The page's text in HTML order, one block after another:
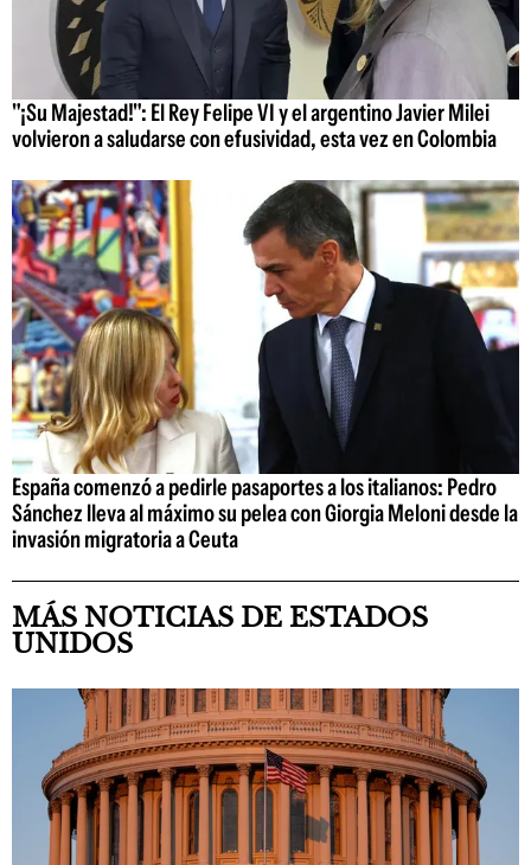
"¡Su Majestad!": El Rey Felipe VI y el argentino Javier Milei
volvieron a saludarse con efusividad, esta vez en Colombia
España comenzó a pedirle pasaportes a los italianos: Pedro
Sánchez lleva al máximo su pelea con Giorgia Meloni desde la
invasión migratoria a Ceuta
MÁS NOTICIAS DE ESTADOS
UNIDOS